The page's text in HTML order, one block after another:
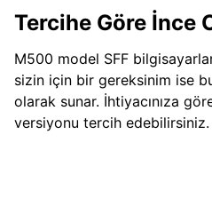
Tercihe Göre İnce
M500 model SFF
sizin için bir gereksinim ise
olarak sunar. İhtiyacınıza
versiyonu tercih edebilirsiniz.